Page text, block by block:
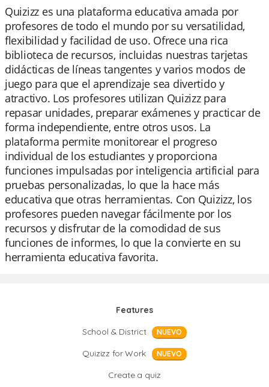
Quizizz es una plataforma educativa amada por
profesores de todo el mundo por su versatilidad,
flexibilidad y facilidad de uso. Ofrece una rica
biblioteca de recursos, incluidas nuestras tarjetas
didácticas de líneas tangentes y varios modos de
juego para que el aprendizaje sea divertido y
atractivo. Los profesores utilizan Quizizz para
repasar unidades, preparar exámenes y practicar de
forma independiente, entre otros usos. La
plataforma permite monitorear el progreso
individual de los estudiantes y proporciona
funciones impulsadas por inteligencia artificial para
pruebas personalizadas, lo que la hace más
educativa que otras herramientas. Con Quizizz, los
profesores pueden navegar fácilmente por los
recursos y disfrutar de la comodidad de sus
funciones de informes, lo que la convierte en su
herramienta educativa favorita.
Features
School & District
NUEVO
Quizizz for Work NUEVO
Create a quiz